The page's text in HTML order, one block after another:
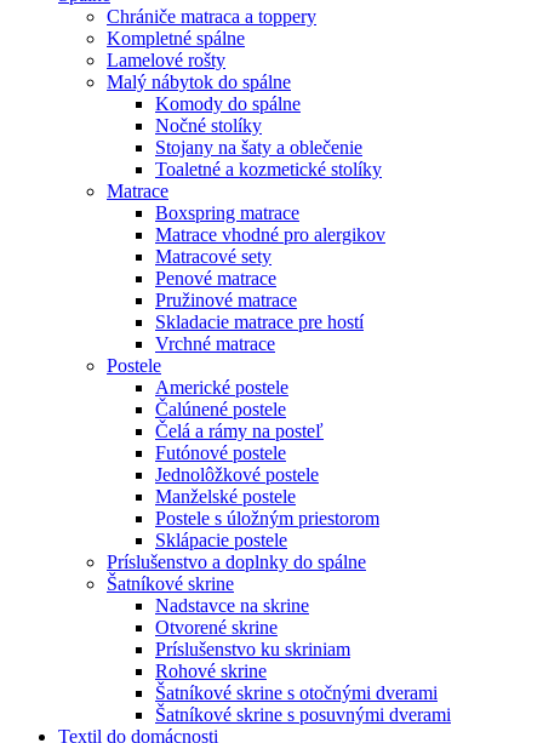
Chrániče matraca a toppery
Kompletné spálne
Lamelové rošty
Malý nábytok do spálne
Komody do spálne
Nočné stolíky
Stojany na šaty a oblečenie
Toaletné a kozmetické stolíky
Matrace
Boxspring matrace
Matrace vhodné pro alergikov
Matracové sety
Penové matrace
Pružinové matrace
Skladacie matrace pre hostí
Vrchné matrace
Postele
Americké postele
Čalúnené postele
Čelá a rámy na posteľ
Futónové postele
Jednolôžkové postele
Manželské postele
Postele s úložným priestorom
Sklápacie postele
Príslušenstvo a doplnky do spálne
Šatníkové skrine
Nadstavce na skrine
Otvorené skrine
Príslušenstvo ku skriniam
Rohové skrine
Šatníkové skrine s otočnými dverami
Šatníkové skrine s posuvnými dverami
Textil do domácnosti